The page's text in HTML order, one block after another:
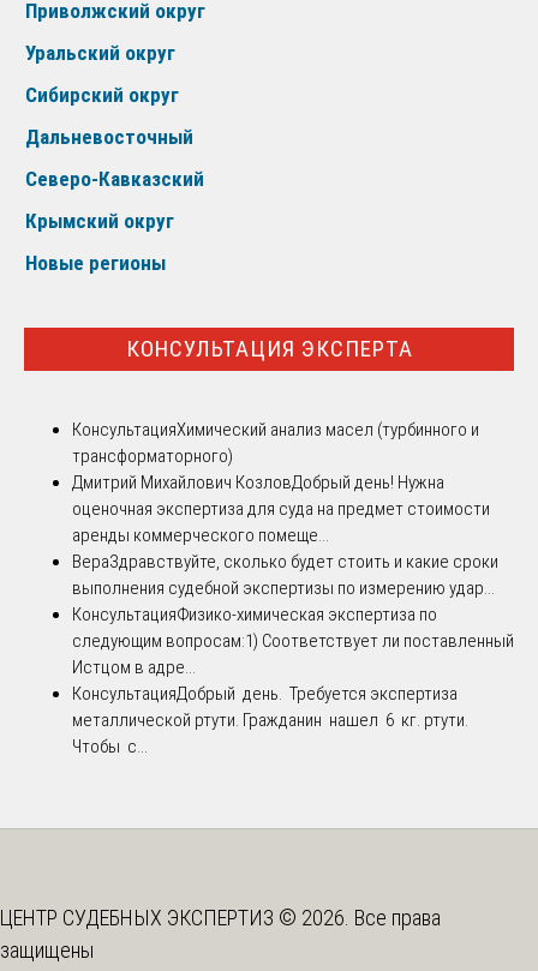
Приволжский округ
Уральский округ
Сибирский округ
Дальневосточный
Северо-Кавказский
Крымский округ
Новые регионы
КОНСУЛЬТАЦИЯ ЭКСПЕРТА
КонсультацияХимический анализ масел (турбинного и
трансформаторного)
Дмитрий Михайлович КозловДобрый день! Нужна
оценочная экспертиза для суда на предмет стоимости
аренды коммерческого помеще...
ВераЗдравствуйте, сколько будет стоить и какие сроки
выполнения судебной экспертизы по измерению удар...
КонсультацияФизико-химическая экспертиза по
следующим вопросам:1) Соответствует ли поставленный
Истцом в адре...
КонсультацияДобрый день. Требуется экспертиза
металлической ртути. Гражданин нашел 6 кг. ртути.
Чтобы с...
ЦЕНТР СУДЕБНЫХ ЭКСПЕРТИЗ © 2026. Все права
защищены